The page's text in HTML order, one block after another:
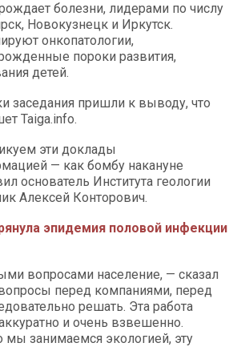
болезни, лидерами по числу
Новокузнецк и Иркутск.
онкопатологии,
пороки развития,
детей.
заседания пришли к выводу, что
Taiga.info.
эти доклады
— как бомбу накануне
основатель Института геологии
Алексей Конторович.
эпидемия половой инфекции
вопросами население, — сказал
перед компаниями, перед
решать. Эта работа
и очень взвешенно.
занимаемся экологией, эту